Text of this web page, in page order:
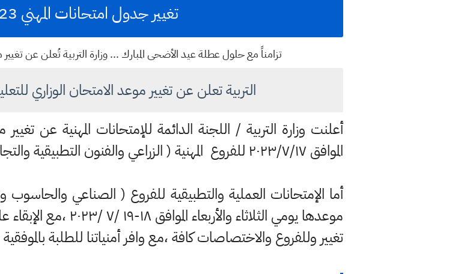
تغيير جدول امتحانات المهني 2023 الوزاري
تزامناً مع حلول عطلة عيد الأضحى المبارك ... وزارة التربية تُعلن عن تغيير
التربية تعلن عن تغيير موعد الامتحان الوزاري للتعليم المهني
أعلنت وزارة التربية / اللجنة الدائمة للإمتحانات المهنية عن
الموافق ٢٠٢٣/٧/١٧ للفروع المهنية ( الزراعي والفنون التطبيقية والتجاري والسياحة والفندقة ) .
أما الإمتحانات العملية والتطبيقية للفروع ( الصناعي
موعدها يومي الثلاثاء
تغيير وللفروع والاختصاصات كافة ،مع وافر أمنياتنا للطلبة